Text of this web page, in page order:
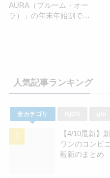
AURA（プルーム・オー
ラ）」の年末年始割で
人気記事ランキング
全カテゴリ
【4/10最新】
ワンのコンビ
報新のまとめ